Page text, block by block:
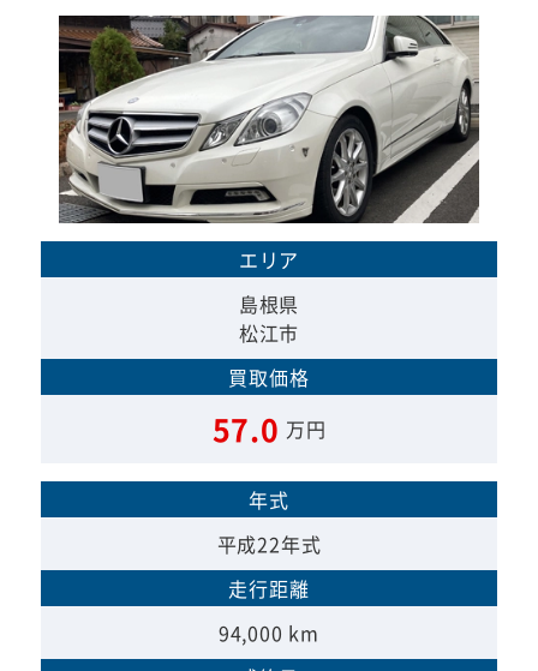
エリア
島根県
松江市
買取価格
57.0 万円
年式
平成22年式
走行距離
94,000 km